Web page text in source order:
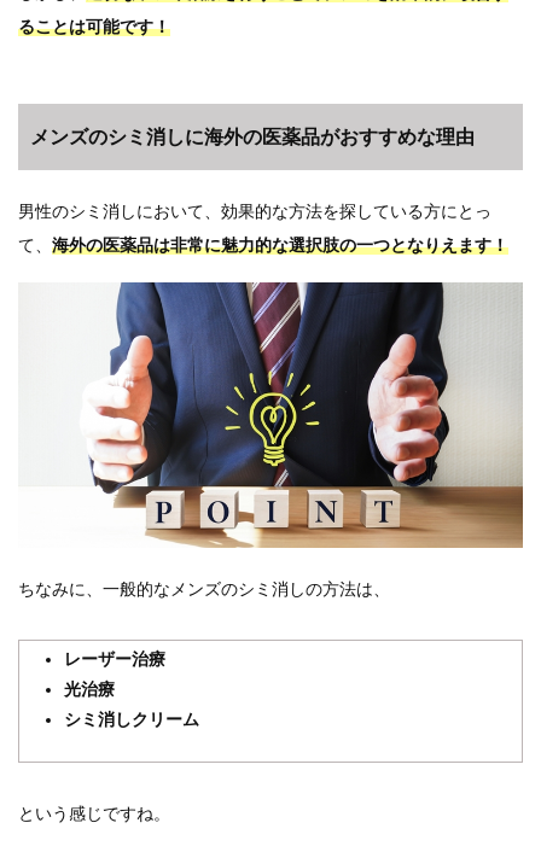
ることは可能です！
メンズのシミ消しに海外の医薬品がおすすめな理由
男性のシミ消しにおいて、効果的な方法を探している方にとっ
て、 海外の医薬品は非常に魅力的な選択肢の一つとなりえます！
ちなみに、一般的なメンズのシミ消しの方法は、
レーザー治療
光治療
シミ消しクリーム
という感じですね。